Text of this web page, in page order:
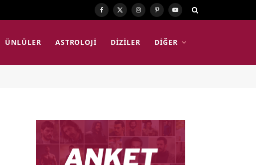
Facebook
X
Instagram
PinterestYouTube
ÜNLÜLER ASTROLOJI DIZILER DIĞER